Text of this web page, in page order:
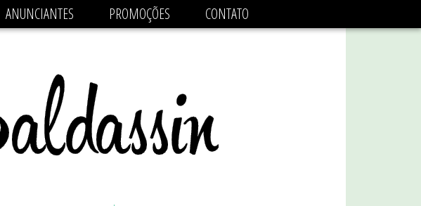
pagead/js/adsbygoogle.js'/>
ANUNCIANTES PROMOÇÕES CONTATO